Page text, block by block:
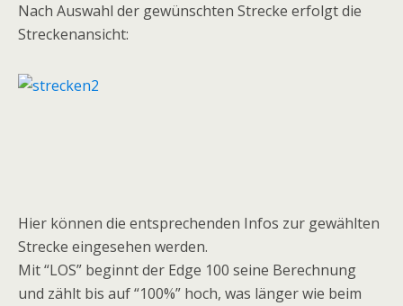
Nach Auswahl der gewünschten Strecke erfolgt die
Streckenansicht:
Hier können die entsprechenden Infos zur gewählten
Strecke eingesehen werden.
Mit “LOS” beginnt der Edge 100 seine Berechnung
und zählt bis auf “100%” hoch, was länger wie beim